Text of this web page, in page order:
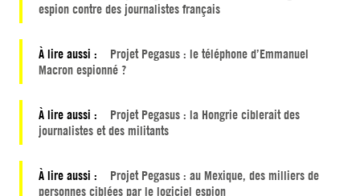
espion contre des journalistes français
À lire aussi :
Projet Pegasus : le téléphone d’Emmanuel
Macron espionné ?
À lire aussi :
Projet Pegasus : la Hongrie ciblerait des
journalistes et des militants
À lire aussi :
Projet Pegasus : au Mexique, des milliers de
personnes ciblées par le logiciel espion